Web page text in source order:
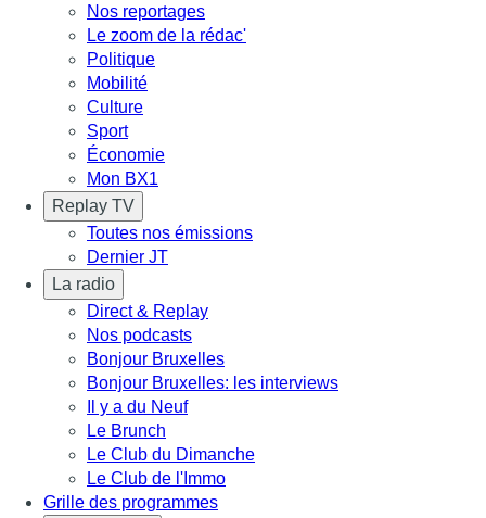
Nos reportages
Le zoom de la rédac'
Politique
Mobilité
Culture
Sport
Économie
Mon BX1
Replay TV
Toutes nos émissions
Dernier JT
La radio
Direct & Replay
Nos podcasts
Bonjour Bruxelles
Bonjour Bruxelles: les interviews
Il y a du Neuf
Le Brunch
Le Club du Dimanche
Le Club de l'Immo
Grille des programmes